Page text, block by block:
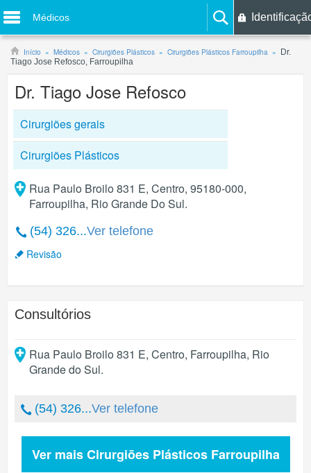
Médicos
Início Médicos Cirurgiões Plásticos Cirurgiões Plásticos Farroupilha
Dr.
Tiago Jose Refosco, Farroupilha
Dr. Tiago Jose Refosco
Cirurgiões gerais
Cirurgiões Plásticos
Rua Paulo Broilo 831 E, Centro, 95180-000,
Farroupilha, Rio Grande Do Sul.
(54) 326...Ver telefone
Revisão
Consultórios
Rua Paulo Broilo 831 E, Centro, Farroupilha, Rio
Grande do Sul.
(54) 326...Ver telefone
Ver mais Cirurgiões Plásticos Farroupilha